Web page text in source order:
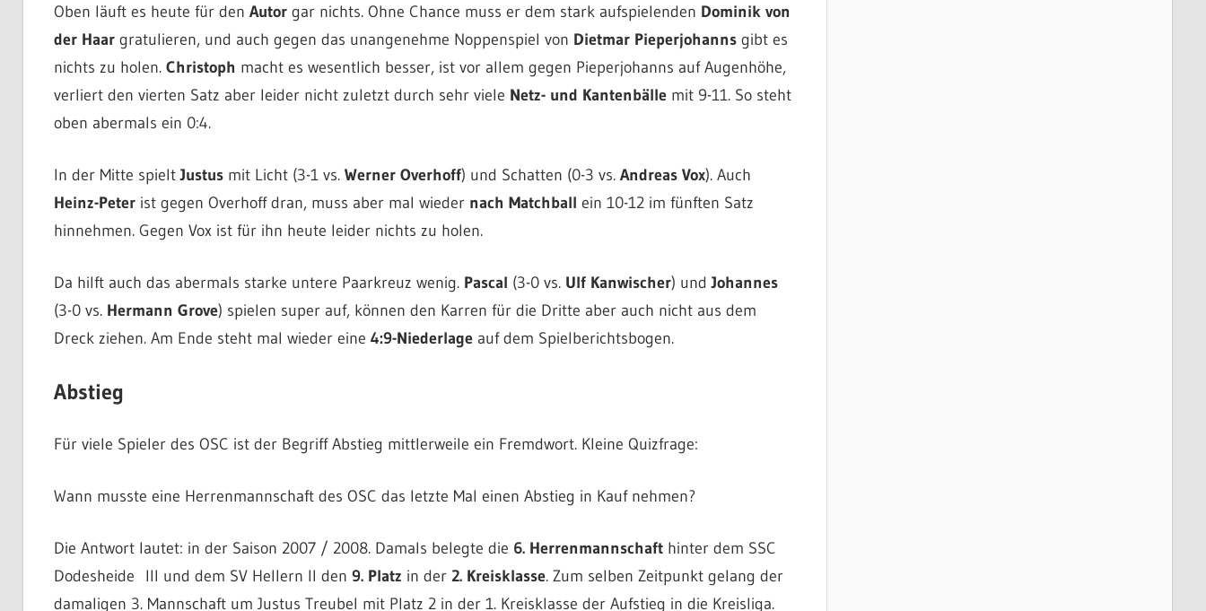
Oben läuft es heute für den Autorgar nichts. Ohne Chance muss er dem stark aufspielenden Dominik von
der Haar gratulieren, und auch gegen das unangenehme Noppenspiel von Dietmar Pieperjohanns gibt es
nichts zu holen. Christoph macht es wesentlich besser, ist vor allem gegen Pieperjohanns auf Augenhöhe,
verliert den vierten Satz aber leider nicht zuletzt durch sehr viele Netz- und Kantenbällemit 9-11. So steht
oben abermals ein 0:4.
In der Mitte spieltJustusmit Licht (3-1 vs. Werner Overhoff) und Schatten (0-3 vs. Andreas Vox). Auch
Heinz-Peterist gegen Overhoff dran, muss aber mal wieder nach Matchball ein 10-12 im fünften Satz
hinnehmen. Gegen Vox ist für ihn heute leider nichts zu holen.
Da hilft auch das abermals starke untere Paarkreuz wenig. Pascal (3-0 vs. Ulf Kanwischer) undJohannes
(3-0 vs. Hermann Grove) spielen super auf, können den Karren für die Dritte aber auch nicht aus dem
Dreck ziehen. Am Ende steht mal wieder eine 4:9-Niederlageauf dem Spielberichtsbogen.
Abstieg
Für viele Spieler des OSC ist der Begriff Abstieg mittlerweile ein Fremdwort. Kleine Quizfrage:
Wann musste eine Herrenmannschaft des OSC das letzte Mal einen Abstieg in Kauf nehmen?
Die Antwort lautet: in der Saison 2007 / 2008. Damals belegte die 6. Herrenmannschafthinter dem SSC
Dodesheide III und dem SV Hellern II den 9. Platz in der 2. Kreisklasse. Zum selben Zeitpunkt gelang der
damaligen 3. Mannschaft um Justus Treubel mit Platz 2 in der 1. Kreisklasse der Aufstieg in die Kreisliga.